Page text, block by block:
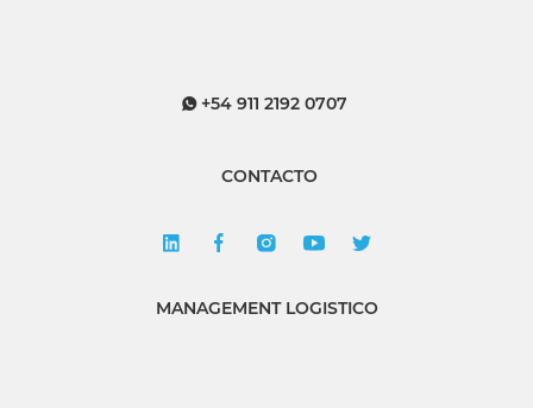
+54 911 2192 0707
CONTACTO
MANAGEMENT LOGISTICO